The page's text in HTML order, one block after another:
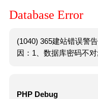
Database Error
(1040) 365建站错误警
因：1、数据库密码不对
PHP Debug